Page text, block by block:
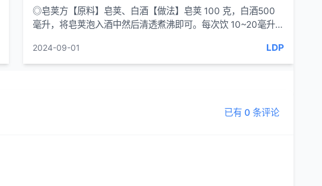
◎皂荚方【原料】皂荚、白酒【做法】皂荚 100 克，白酒500
毫升，将皂荚泡入酒中然后清透煮沸即可。每次饮 10~20毫升，
2024-09-01 LDP
已有 0 条评论